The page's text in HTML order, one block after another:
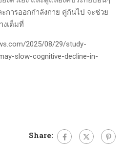
การออกกำลังกาย คู่กันไป จะช่วย
งเต็มที่
2025/08/29/study-
slow-cognitive-decline-in-
Share: